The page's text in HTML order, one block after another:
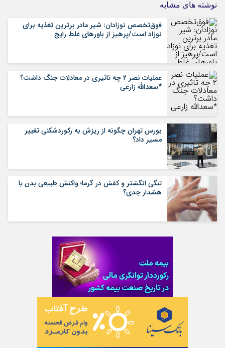
نوشته های مشابه
فوق‌تخصص نوزادان: شیر مادر برترین تغذیه برای
نوزاد است/پرهیز از باورهای غلط رایج
عملیات نصر ۲ چه تاثیری در معادلات جنگ داشت؟
*سعدالله زارعی
بورس تهران چگونه از ریزش به رکوردشکنی تغییر
مسیر داد؟
تنگی انگشتر و کفش در گرما؛ واکنش طبیعی بدن یا
هشدار جدی؟